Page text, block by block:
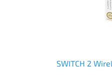
SWITCH 2